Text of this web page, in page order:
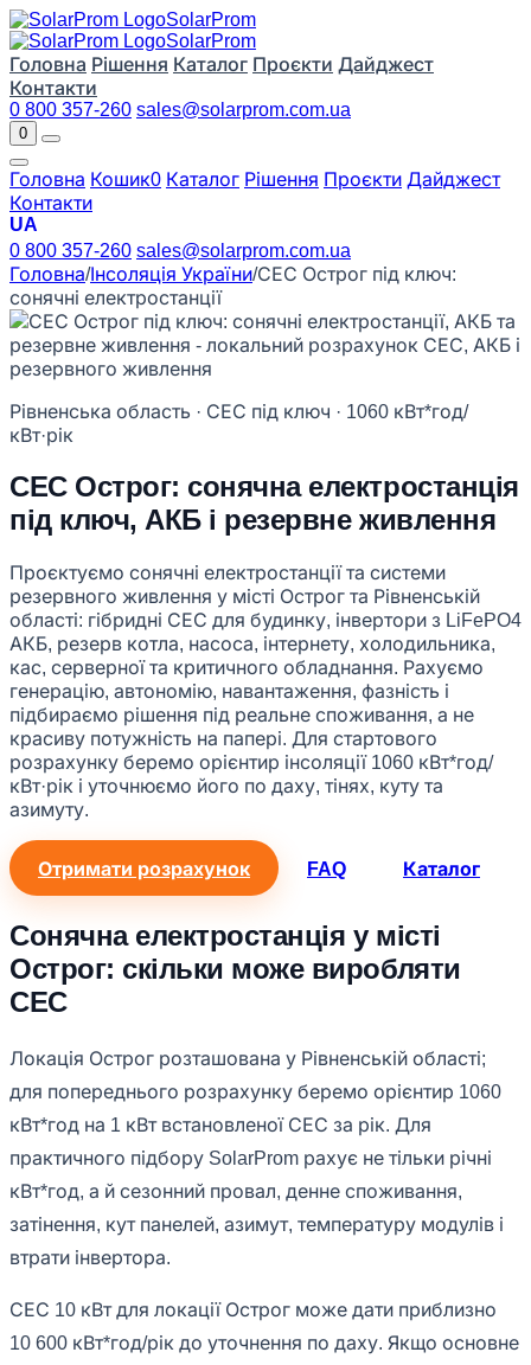
SolarProm
SolarProm
Головна Рішення Каталог Проєкти Дайджест
Контакти
0 800 357-260 sales@solarprom.com.ua
0
Головна Кошик0 Каталог Рішення Проєкти Дайджест
Контакти
UA
0 800 357-260 sales@solarprom.com.ua
Головна/Інсоляція України/СЕС Острог під ключ:
сонячні електростанції
Рівненська область · СЕС під ключ · 1060 кВт*год/
кВт·рік
СЕС Острог: сонячна електростанція
під ключ, АКБ і резервне живлення
Проєктуємо сонячні електростанції та системи
резервного живлення у місті Острог та Рівненській
області: гібридні СЕС для будинку, інвертори з LiFePO4
АКБ, резерв котла, насоса, інтернету, холодильника,
кас, серверної та критичного обладнання. Рахуємо
генерацію, автономію, навантаження, фазність і
підбираємо рішення під реальне споживання, а не
красиву потужність на папері. Для стартового
розрахунку беремо орієнтир інсоляції 1060 кВт*год/
кВт·рік і уточнюємо його по даху, тінях, куту та
азимуту.
Отримати розрахунок FAQ Каталог
Сонячна електростанція у місті
Острог: скільки може виробляти
СЕС
Локація Острог розташована у Рівненській області;
для попереднього розрахунку беремо орієнтир 1060
кВт*год на 1 кВт встановленої СЕС за рік. Для
практичного підбору SolarProm рахує не тільки річні
кВт*год, а й сезонний провал, денне споживання,
затінення, кут панелей, азимут, температуру модулів і
втрати інвертора.
СЕС 10 кВт для локації Острог може дати приблизно
10 600 кВт*год/рік до уточнення по даху. Якщо основне